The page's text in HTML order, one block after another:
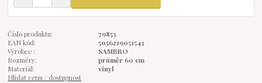
Číslo produktu:
79853
EAN kód:
5056219051543
Výrobce :
SAMBRO
Rozměry:
průměr 60 cm
Materiál:
vinyl
Hlídat cenu / dostupnost